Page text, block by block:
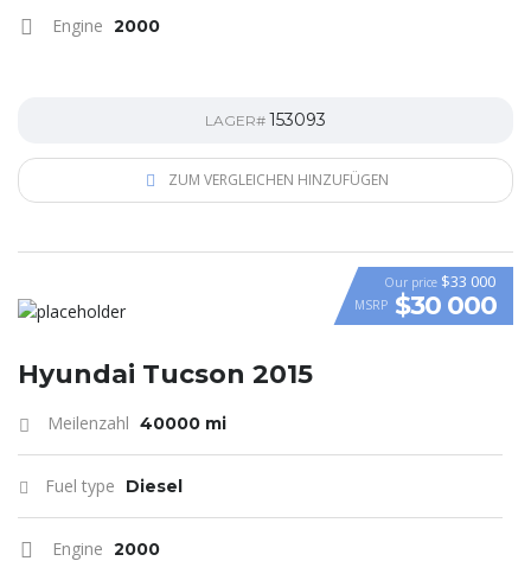
Engine 2000
LAGER# 153093
ZUM VERGLEICHEN HINZUFÜGEN
VIDEO
Our price $33 000
MSRP $30 000
Hyundai Tucson 2015
Meilenzahl 40000 mi
Fuel type Diesel
Engine 2000